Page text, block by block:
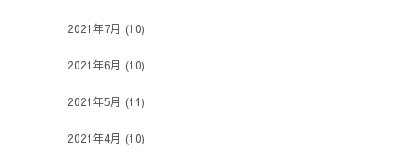
2021年7月 (10)
2021年6月 (10)
2021年5月 (11)
2021年4月 (10)